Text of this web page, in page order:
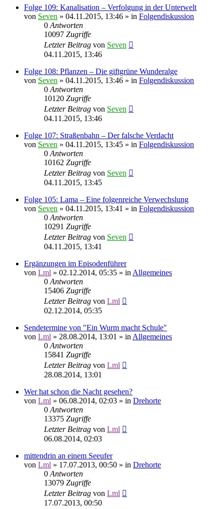
Folge 109: Kanalisation – Verfolgung in der Unterwelt
von Seven » 04.11.2015, 13:46 » in Folgendiskussion
0 Antworten
10097 Zugriffe
Letzter Beitrag von Seven
04.11.2015, 13:46
Folge 108: Pflanzen – Die giftgrüne Wunderalge
von Seven » 04.11.2015, 13:46 » in Folgendiskussion
0 Antworten
10120 Zugriffe
Letzter Beitrag von Seven
04.11.2015, 13:46
Folge 107: Straßenbahn – Der falsche Verdacht
von Seven » 04.11.2015, 13:45 » in Folgendiskussion
0 Antworten
10162 Zugriffe
Letzter Beitrag von Seven
04.11.2015, 13:45
Folge 105: Lama – Eine folgenreiche Verwechslung
von Seven » 04.11.2015, 13:41 » in Folgendiskussion
0 Antworten
10291 Zugriffe
Letzter Beitrag von Seven
04.11.2015, 13:41
Ergänzungen im Episodenführer
von Lml » 02.12.2014, 05:35 » in Allgemeines
0 Antworten
15406 Zugriffe
Letzter Beitrag von Lml
02.12.2014, 05:35
Sendetermine von "Ein Wurm macht Schule"
von Lml » 28.08.2014, 13:01 » in Allgemeines
0 Antworten
15841 Zugriffe
Letzter Beitrag von Lml
28.08.2014, 13:01
Wer hat schon die Nacht gesehen?
von Lml » 06.08.2014, 02:03 » in Drehorte
0 Antworten
13375 Zugriffe
Letzter Beitrag von Lml
06.08.2014, 02:03
mittendrin an einem Seeufer
von Lml » 17.07.2013, 00:50 » in Drehorte
0 Antworten
13079 Zugriffe
Letzter Beitrag von Lml
17.07.2013, 00:50